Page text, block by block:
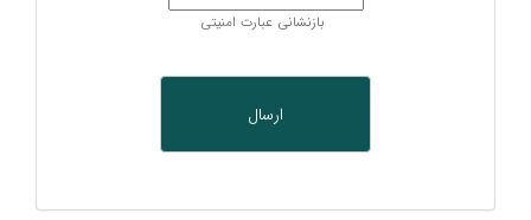
بازنشانی عبارت امنیتی